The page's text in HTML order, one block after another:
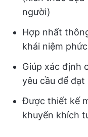
người)
Hợp nhất
khái niệm
Giúp xác định
yêu cầu để
Được thiết kế
khuyến khích